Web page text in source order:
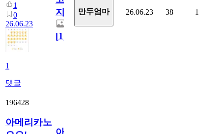
1
0
26.06.23
1
댓글
지.
[1]
만두엄마 26.06.23 38 1
196428
아메리카노
아